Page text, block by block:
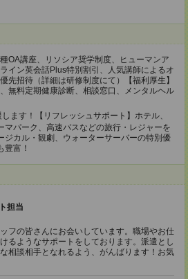
OA講座、リソシア奨学制度、ヒューマンア
イン英会話Plus特別割引、人気講師によるオ
先招待（詳細は研修制度にて）【福利厚生】
無料定期健康診断、相談窓口、メンタルヘル
ます！【リフレッシュサポート】ホテル、
マパーク、高速バスなどの旅行・レジャーを
ジカル・観劇、ウォーターサーバーの特別優
豊富！
担当
フの皆さんにお会いしています。職場やお仕
るようなサポートをしております。派遣とし
相談相手となれるよう、がんばります！お気